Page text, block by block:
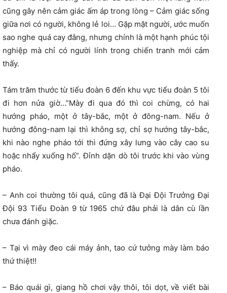
cũng gây nên cảm giác ấm áp trong lòng – Cảm giác sống
giữa nơi có người, không lẻ loi… Gặp mặt người, ước muốn
sao nghe quá cay đắng, nhưng chính là một hạnh phúc tội
nghiệp mà chỉ có người lính trong chiến tranh mới cảm
thấy.
Tám trăm thước từ tiểu đoàn 6 đến khu vực tiểu đoàn 5 tôi
đi hơn nửa giờ…”Mày đi qua đó thì coi chừng, có hai
hướng pháo, một ở tây-bắc, một ở đông-nam. Nếu ở
hướng đông-nam lại thì không sợ, chỉ sợ hướng tây-bắc,
khi nào nghe pháo tới thì đứng xây lưng vào cây cao su
hoặc nhẩy xuống hố”. Đỉnh dặn dò tôi trước khi vào vùng
pháo.
– Anh coi thường tôi quá, cũng đã là Đại Đội Trưởng Đại
Đội 93 Tiểu Đoàn 9 từ 1965 chứ đâu phải là dân cù lần
chưa đánh giặc.
– Tại vì mày đeo cái máy ảnh, tao cứ tưởng mày làm báo
thứ thiệt!!
– Báo quái gì, giang hồ chơi vậy thôi, tôi dọt, về viết bài